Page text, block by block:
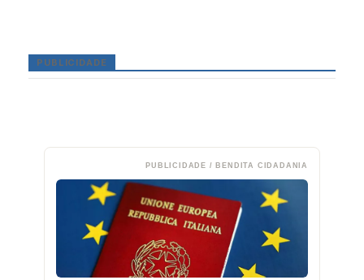
PUBLICIDADE
PUBLICIDADE / BENDITA CIDADANIA